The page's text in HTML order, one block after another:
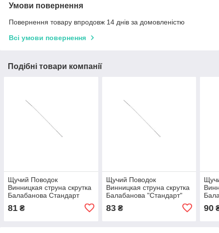
Умови повернення
Повернення товару впродовж 14 днів за домовленістю
Всі умови повернення
Подібні товари компанії
Щучий Поводок
Винницкая струна скрутка
Балабанова Стандарт
81 ₴
Щучий Поводок
Винницкая струна скрутка
Балабанова "Стандарт"
83₴ 90